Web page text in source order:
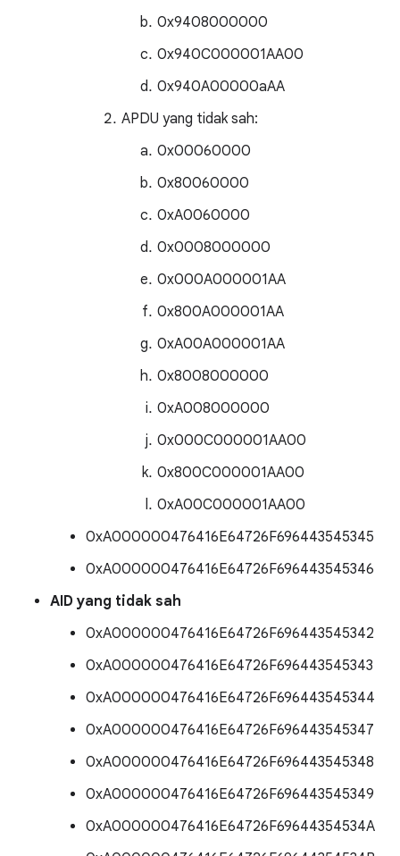
0x9408000000
0x940C000001AA00
0x940A00000aAA
APDU yang tidak sah:
0x00060000
0x80060000
0xA0060000
0x0008000000
0x000A000001AA
0x800A000001AA
0xA00A000001AA
0x8008000000
0xA008000000
0x000C000001AA00
0x800C000001AA00
0xA00C000001AA00
0xA000000476416E64726F696443545345
0xA000000476416E64726F696443545346
AID yang tidak sah
0xA000000476416E64726F696443545342
0xA000000476416E64726F696443545343
0xA000000476416E64726F696443545344
0xA000000476416E64726F696443545347
0xA000000476416E64726F696443545348
0xA000000476416E64726F696443545349
0xA000000476416E64726F69644354534A